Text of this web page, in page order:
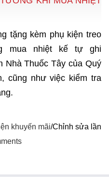
tặng kèm phụ kiện treo
mua nhiệt kế tự ghi
Nhà Thuốc Tây của Quý
cũng như việc kiểm tra
khuyến mãi/Chỉnh sửa lần